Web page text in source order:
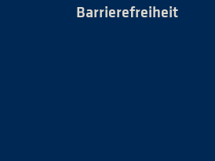
Barrierefreiheit